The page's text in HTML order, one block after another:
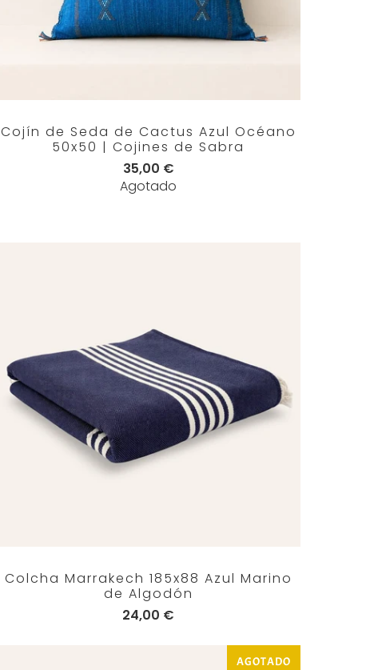
Cojín de Seda de Cactus Azul Océano
50x50 | Cojines de Sabra
35,00 €
Agotado
Colcha Marrakech 185x88 Azul Marino
de Algodón
24,00 €
AGOTADO